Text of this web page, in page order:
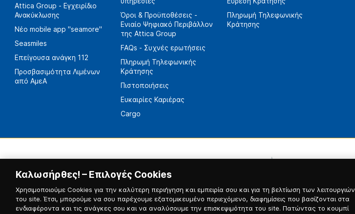
Attica Group - Εγχειρίδιο
Ανακύκλωσης
Νέο mobile app "seamore"
Seasmiles
Επείγουσα ανάγκη 112
Προσβασιμότητα Λιμένων
από ΑμεΑ
Όροι & Προϋποθέσεις -
Ενιαίο Ψηφιακό Περιβάλλον
της Attica Group
FAQs - Συχνές ερωτήσεις
Πληρωμή Τηλεφωνικής
Κράτησης
Πιστοποιήσεις
Ευκαιρίες Καριέρας
Cargo
Πληρωμή Τηλεφωνικής
Κράτησης
Καλωσήρθες! – Επιλογές Cookies
Χρησιμοποιούμε Cookies για την καλύτερη περιήγηση και εμπειρία σου και για τη βελτίωση των λειτουργιών
του site. Έτσι, μπορούμε να σου παρέχουμε εξατομικευμένο περιεχόμενο, διαφημίσεις που βασίζονται στα
ενδιαφέροντα και τις ανάγκες σου και να αναλύσουμε την επισκεψιμότητα του site. Πατώντας το κουμπί